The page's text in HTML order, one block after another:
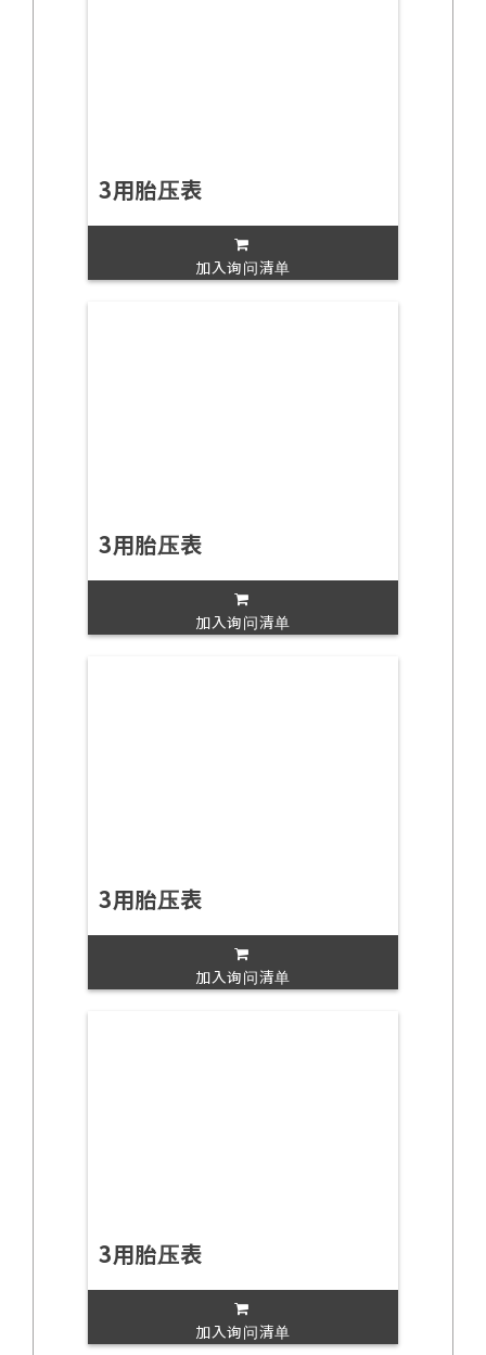
3用胎压表
加入询问清单
3用胎压表
加入询问清单
3用胎压表
加入询问清单
3用胎压表
加入询问清单